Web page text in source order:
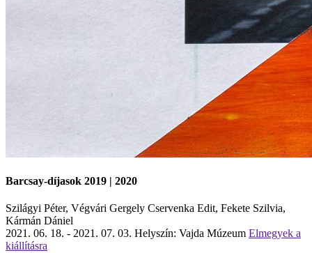
Barcsay-díjasok 2019 | 2020
Szilágyi Péter, Végvári Gergely Cservenka Edit, Fekete Szilvia,
Kármán Dániel
2021. 06. 18. - 2021. 07. 03. Helyszín: Vajda Múzeum Elmegyek a
kiállításra